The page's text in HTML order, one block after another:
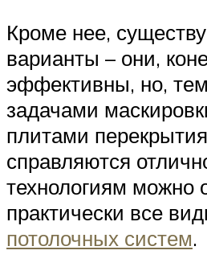
Кроме нее,
варианты – они,
эффективны, но,
задачами
плитами
справляются
технологиям можно
практически все
потолочных систем.